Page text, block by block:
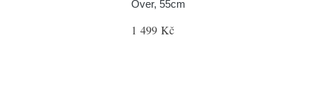
Over, 55cm
1 499 Kč